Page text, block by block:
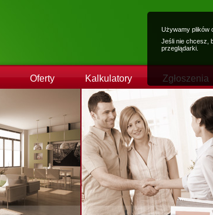
Oferty Kalkulatory Zgłoszenia
Używamy plików
Jeśli nie chcesz,
przeglądarki.